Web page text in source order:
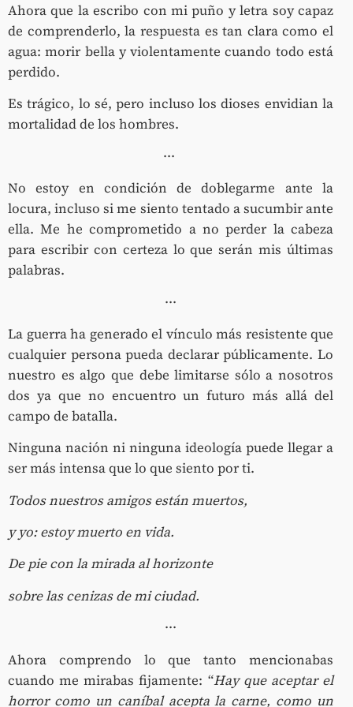
Ahora que la escribo con mi puño y letra soy capaz
de comprenderlo, la respuesta es tan clara como el
agua: morir bella y violentamente cuando todo está
perdido.
Es trágico, lo sé, pero incluso los dioses envidian la
mortalidad de los hombres.
···
No estoy en condición de doblegarme ante la
locura, incluso si me siento tentado a sucumbir ante
ella. Me he comprometido a no perder la cabeza
para escribir con certeza lo que serán mis últimas
palabras.
···
La guerra ha generado el vínculo más resistente que
cualquier persona pueda declarar públicamente. Lo
nuestro es algo que debe limitarse sólo a nosotros
dos ya que no encuentro un futuro más allá del
campo de batalla.
Ninguna nación ni ninguna ideología puede llegar a
ser más intensa que lo que siento por ti.
Todos nuestros amigos están muertos,
y yo: estoy muerto en vida.
De pie con la mirada al horizonte
sobre las cenizas de mi ciudad.
···
Ahora comprendo lo que tanto mencionabas
cuando me mirabas fijamente: “Hay que aceptar el
horror como un caníbal acepta la carne, como un